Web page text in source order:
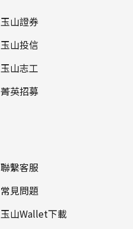
玉山證券
玉山投信
玉山志工
菁英招募
聯繫客服
常見問題
玉山Wallet下載